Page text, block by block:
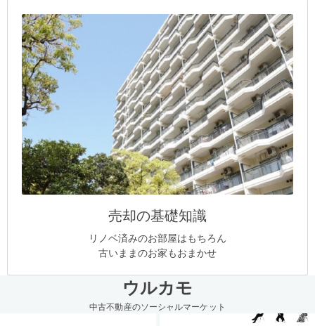
売却の基礎知識
リノベ済みのお部屋はもちろん
古いままのお家もおまかせ
ウルカモ
中古不動産のソーシャルマーケット